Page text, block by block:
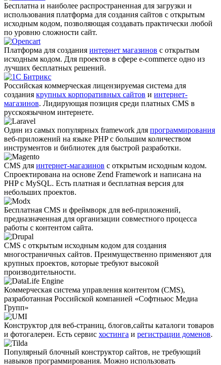
Бесплатна и наиболее распро­страненная для загрузки и
использования платформа для создания сайтов с открытым
исходным кодом, позволяющая создавать практически любой
по уровню сложности сайт.
Платформа для создания интернет магазинов с открытым
исходным кодом. Для проектов в сфере e-commerce одно из
лучших бесплатных решений.
Российская коммерческая лицензируемая система для
создания крупных корпоративных сайтов и интернет-
магазинов. Лидирующая позиция среди платных CMS в
русскоязычном интернете.
Один из самых популярных framework для программирования
веб-приложений на языке PHP с большим количеством
инструментов и библиотек для быстрой разработки.
CMS для интернет-магазинов с открытым исходным кодом.
Спроектирована на основе Zend Framework и написана на
PHP с MySQL. Есть платная и бесплатная версия для
небольших проектов.
Бесплатная CMS и фреймворк для веб-приложений,
предназначенная для организации совместного процесса
работы с контентом сайта.
CMS с открытым исходным кодом для создания
многостраничных сайтов. Преимущественно применяют для
крупных проектов, которые требуют высокой
производительности.
Коммерческая система управления контентом (CMS),
разработанная Российской компанией «Софтньюс Медиа
Групп»
Конструктор для веб-страниц, блогов,сайты каталоги товаров
и фотогалереи. Есть сервис хостинга и регистрации доменов.
Популярный блочный конструктор сайтов, не требующий
навыков программирования. Можно использовать